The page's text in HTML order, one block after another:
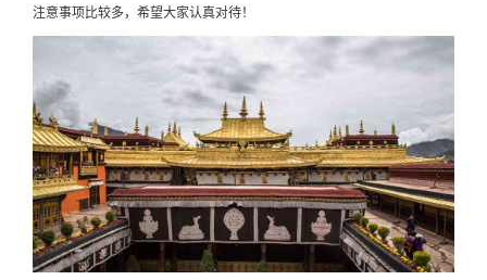
注意事项比较多，希望大家认真对待！